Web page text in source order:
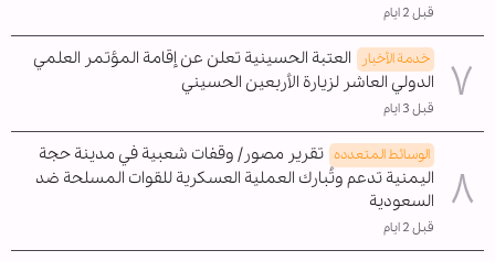
قبل 2 ايام
خدمة الأخبار
العتبة الحسينية تعلن عن إقامة المؤتمر العلمي
الدولي العاشر لزيارة الأربعين الحسيني
قبل 3 ايام
الوسائط المتعدده تقرير مصور/ وقفات شعبية في مدينة حجة
اليمنية تدعم وتُبارك العملية العسكرية للقوات المسلحة ضد
السعودية
قبل 2 ايام